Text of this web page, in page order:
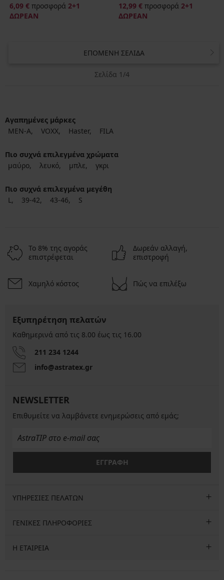
6,09 € προσφορά 2+1
ΔΩΡΕΑΝ
12,99 € προσφορά 2+1
ΔΩΡΕΑΝ
ΕΠΌΜΕΝΗ ΣΕΛΊΔΑ
Σελίδα 1/4
Αγαπημένες μάρκες
MEN-A
VOXX Haster FILA
Πιο συχνά επιλεγμένα χρώματα
μαύρο
λευκό μπλε γκρι
Πιο συχνά επιλεγμένα μεγέθη
L
39-42 43-46 S
Το 8% της αγοράς
επιστρέφεται
Δωρεάν αλλαγή,
επιστροφή
Χαμηλό κόστος Πώς να επιλέξω
Εξυπηρέτηση πελατών
Καθημερινά από τις 8.00 έως τις 16.00
211 234 1244
info@astratex.gr
NEWSLETTER
Επιθυμείτε να λαμβάνετε ενημερώσεις από εμάς;
ΕΓΓΡΑΦΗ
ΥΠΗΡΕΣΙΕΣ ΠΕΛΑΤΩΝ
ΓΕΝΙΚΕΣ ΠΛΗΡΟΦΟΡΙΕΣ
Η ΕΤΑΙΡΕΙΑ